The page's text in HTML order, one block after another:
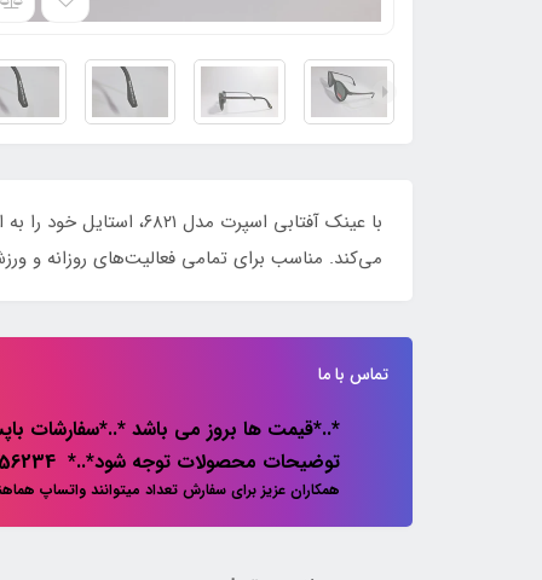
می‌کند. مناسب برای تمامی فعالیت‌های روزانه و
تماس با ما
*..*قیمت ها بروز می باشد *..*سفارشات
توضیحات محصولات توجه شود*..* 02133856234
همکاران عزیز برای سفارش تعداد میتوانند واتساپ